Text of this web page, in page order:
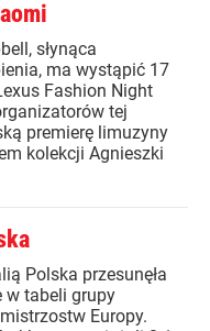
słynąca
ma wystąpić 17
Fashion Night
tej
premierę limuzyny
kolekcji Agnieszki
Polska przesunęła
w tabeli grupy
Europy.